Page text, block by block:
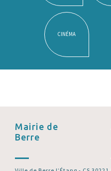
CINÉMA
Mairie de
Berre